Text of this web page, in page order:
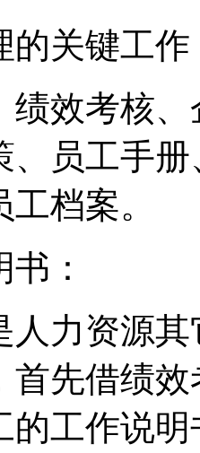
的关键工作
绩效考核
、员工手
档案。
：
人力资源
首先借绩
的工作说